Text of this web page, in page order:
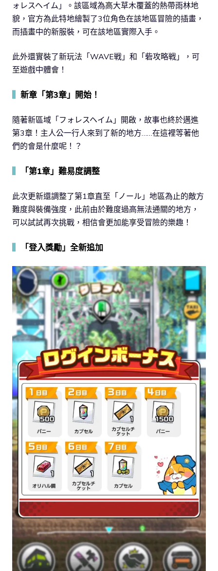
ォレスヘイム」。該區域為高大草木覆蓋的熱帶雨林地
貌，官方為此特地繪製了3位角色在該地區冒險的插畫，
而插畫中的新服裝，可在該地區實際入手。
此外還實裝了新玩法「WAVE戦」和「砦攻略戦」，可
至遊戲中體會！
新章「第3章」開始！
隨著新區域「フォレスヘイム」開啟，故事也終於邁進
第3章！主人公一行人來到了新的地方……在這裡等著他
們的會是什麼呢！？
「第1章」難易度調整
此次更新還調整了第1章直至「ノール」地區為止的敵方
難度與裝備強度，此前由於難度過高無法通關的地方，
可以試試再次挑戰，相信會更加能享受冒險的樂趣！
「登入獎勵」全新追加